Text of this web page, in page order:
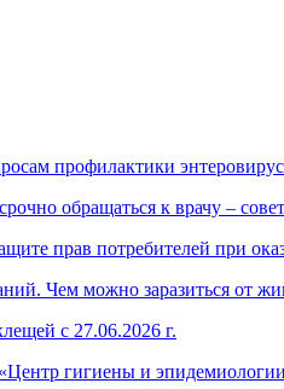
профилактики
обращаться к врачу –
прав потребителей при
Чем можно заразиться от
с 27.06.2026 г.
гигиены и